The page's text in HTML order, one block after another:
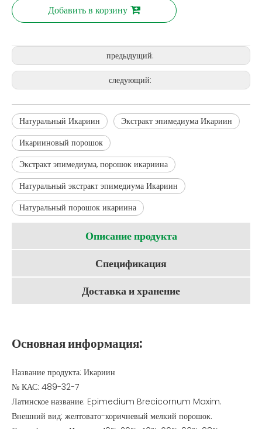
Добавить в корзину
предыдущий:
следующий:
Натуральный Икариин
Экстракт эпимедиума Икариин
Икарииновый порошок
Экстракт эпимедиума, порошок икариина
Натуральный экстракт эпимедиума Икариин
Натуральный порошок икариина
Описание продукта
Спецификация
Доставка и хранение
Основная информация:
Название продукта: Икариин
№ КАС: 489-32-7
Латинское название: Epimedium Brecicornum Maxim.
Внешний вид: желтовато-коричневый мелкий порошок.